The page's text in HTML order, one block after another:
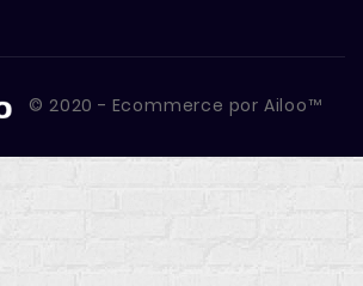
© 2020 - Ecommerce por Ailoo™